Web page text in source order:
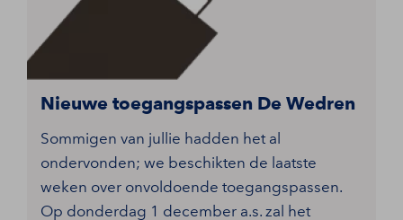
Nieuwe toegangspassen De Wedren
Sommigen van jullie hadden het al
ondervonden; we beschikten de laatste
weken over onvoldoende toegangspassen.
Op donderdag 1 december a.s. zal het